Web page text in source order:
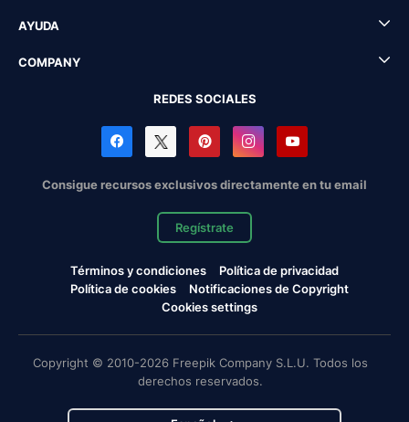
AYUDA
COMPANY
REDES SOCIALES
Consigue recursos exclusivos directamente en tu email
Regístrate
Términos y condiciones
Política de privacidad
Política de cookies
Notificaciones de Copyright
Cookies settings
Copyright © 2010-2026 Freepik Company S.L.U. Todos los
derechos reservados.